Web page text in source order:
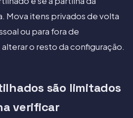
Mova itens privados de volta
ou para fora de
o resto da configuração.
são limitados
verificar